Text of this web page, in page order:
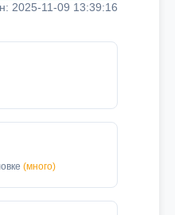
2025-11-09 13:39:16
(много)